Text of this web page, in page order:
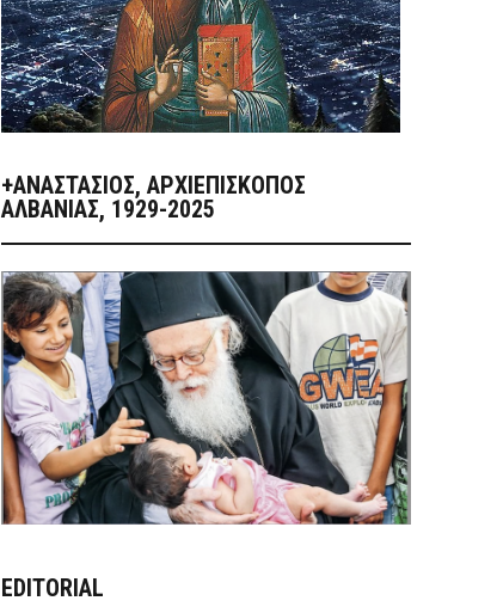
+ΑΝΑΣΤΆΣΙΟΣ, ΑΡΧΙΕΠΊΣΚΟΠΟΣ
ΑΛΒΑΝΊΑΣ, 1929-2025
EDITORIAL